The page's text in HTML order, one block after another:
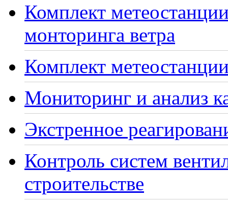
Комплект
монторинга ветра
Комплект
Мониторинг и анализ
Экстренное
Контроль систем
строительстве